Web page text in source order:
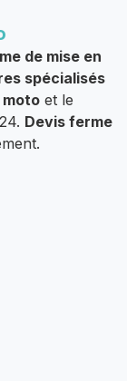
de mise en
spécialisés
moto et le
Devis ferme